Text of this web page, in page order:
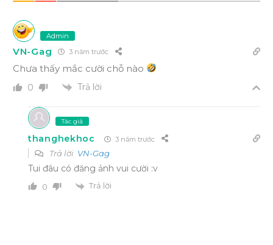
Admin
VN-Gag 3 năm trước
Chưa thấy mắc cười chỗ nào
0 Trả lời
Tác giả
thanghekhoc 3 năm trước
Trả lời VN-Gag
Tui đâu có đăng ảnh vui cười :v
0 Trả lời